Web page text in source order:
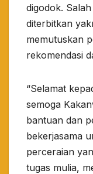
digodok.
diterbitkan
memutuskan
rekomendasi
“Selamat
semoga
bantuan dan
bekerjasama
perceraian
tugas mulia,